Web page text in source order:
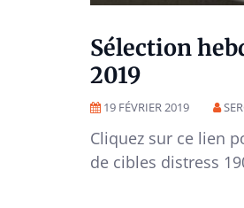
Sélection
2019
19 FÉVRIER 2019
Cliquez sur ce lien
de cibles distress